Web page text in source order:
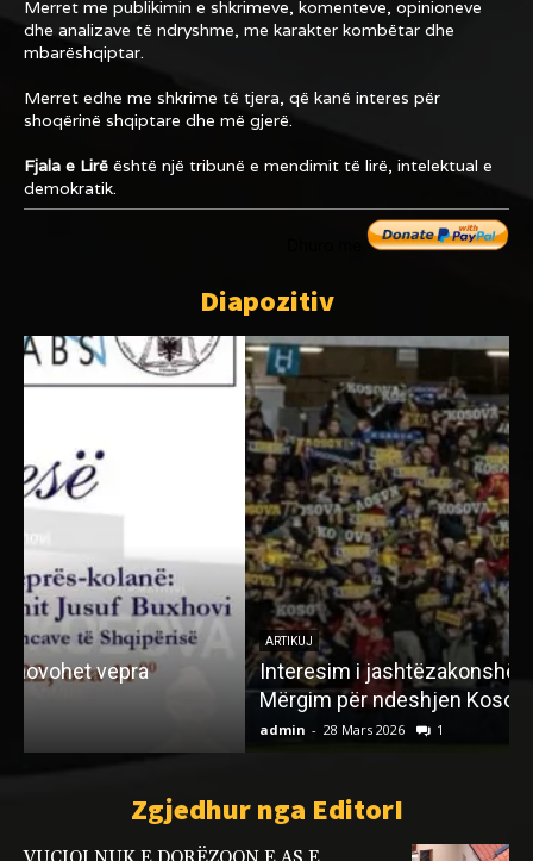
Merret me publikimin e shkrimeve, komenteve, opinioneve
dhe analizave të ndryshme, me karakter kombëtar dhe
mbarëshqiptar.
Merret edhe me shkrime të tjera, që kanë interes për
shoqërinë shqiptare dhe më gjerë.
Fjala e Lirë është një tribunë e mendimit të lirë, intelektual e
demokratik.
Diapozitiv
ARTIKUJ
Interesim i jashtëzakonshëm i të rinjve në
Mërgim për ndeshjen Kosovë–Turqi
Zgjedhur nga EditorI